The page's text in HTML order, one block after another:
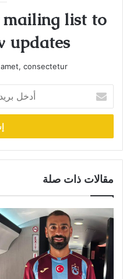
mailing list to
updates!
consectetur.
بريدك
الإلكتروني
مقالات ذات صلة